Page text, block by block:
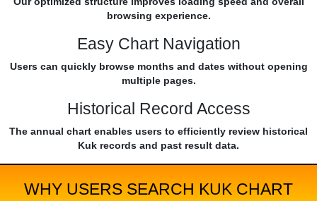
browsing experience.
Easy Chart Navigation
Users can quickly browse months and dates without opening
multiple pages.
Historical Record Access
The annual chart enables users to efficiently review historical
Kuk records and past result data.
WHY USERS SEARCH KUK CHART